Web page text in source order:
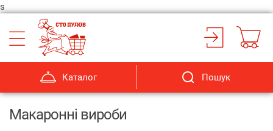
s
Каталог Пошук
Макаронні вироби